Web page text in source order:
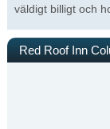
väldigt billigt och
Red Roof Inn